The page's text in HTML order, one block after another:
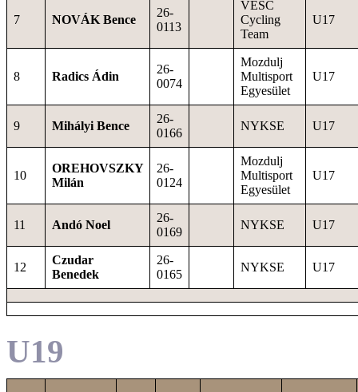
7 NOVÁK Bence
26-
0113
VESC
Cycling
Team
U17
8 Radics Ádin
26-
0074
Mozdulj
Multisport
Egyesület
U17
9 Mihályi Bence
26-
0166
NYKSE U17
10
OREHOVSZKY
Milán
26-
0124
Mozdulj
Multisport
Egyesület
U17
11 Andó Noel
26-
0169
NYKSE U17
12
Czudar
Benedek
26-
0165
NYKSE U17
U19